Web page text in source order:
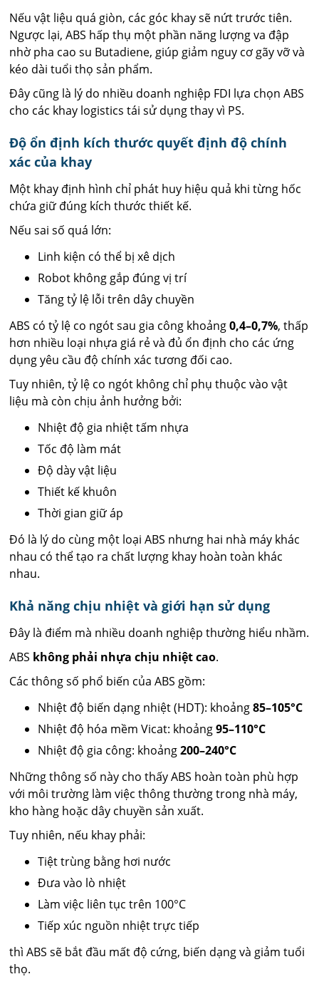
Nếu vật liệu quá giòn, các góc khay sẽ nứt trước tiên.
Ngược lại, ABS hấp thụ một phần năng lượng va đập
nhờ pha cao su Butadiene, giúp giảm nguy cơ gãy vỡ và
kéo dài tuổi thọ sản phẩm.
Đây cũng là lý do nhiều doanh nghiệp FDI lựa chọn ABS
cho các khay logistics tái sử dụng thay vì PS.
Độ ổn định kích thước quyết định độ chính
xác của khay
Một khay định hình chỉ phát huy hiệu quả khi từng hốc
chứa giữ đúng kích thước thiết kế.
Nếu sai số quá lớn:
Linh kiện có thể bị xê dịch
Robot không gắp đúng vị trí
Tăng tỷ lệ lỗi trên dây chuyền
ABS có tỷ lệ co ngót sau gia công khoảng0,4–0,7%, thấp
hơn nhiều loại nhựa giá rẻ và đủ ổn định cho các ứng
dụng yêu cầu độ chính xác tương đối cao.
Tuy nhiên, tỷ lệ co ngót không chỉ phụ thuộc vào vật
liệu mà còn chịu ảnh hưởng bởi:
Nhiệt độ gia nhiệt tấm nhựa
Tốc độ làm mát
Độ dày vật liệu
Thiết kế khuôn
Thời gian giữ áp
Đó là lý do cùng một loại ABS nhưng hai nhà máy khác
nhau có thể tạo ra chất lượng khay hoàn toàn khác
nhau.
Khả năng chịu nhiệt và giới hạn sử dụng
Đây là điểm mà nhiều doanh nghiệp thường hiểu nhầm.
ABS không phải nhựa chịu nhiệt cao.
Các thông số phổ biến của ABS gồm:
Nhiệt độ biến dạng nhiệt (HDT): khoảng85–105°C
Nhiệt độ hóa mềm Vicat: khoảng95–110°C
Nhiệt độ gia công: khoảng200–240°C
Những thông số này cho thấy ABS hoàn toàn phù hợp
với môi trường làm việc thông thường trong nhà máy,
kho hàng hoặc dây chuyền sản xuất.
Tuy nhiên, nếu khay phải:
Tiệt trùng bằng hơi nước
Đưa vào lò nhiệt
Làm việc liên tục trên 100°C
Tiếp xúc nguồn nhiệt trực tiếp
thì ABS sẽ bắt đầu mất độ cứng, biến dạng và giảm tuổi
thọ.